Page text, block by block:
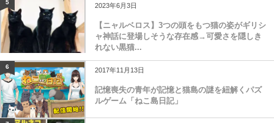
5 2023年6月3日
【ニャルベロス】3つの頭をもつ猫の姿がギリシ
ャ神話に登場しそうな存在感→可愛さを隠しき
れない黒猫...
6 2017年11月13日
記憶喪失の青年が記憶と猫島の謎を紐解くパズ
ルゲーム「ねこ島日記」